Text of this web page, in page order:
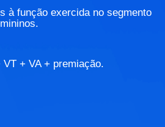
à função exercida no segmento
+ VA + premiação.